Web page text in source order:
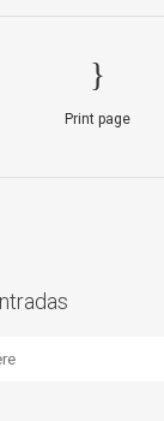
Print page